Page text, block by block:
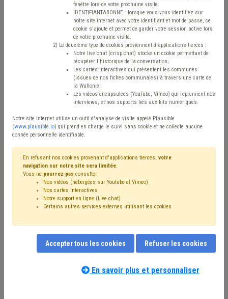
Matière(s) principale(s)
Filtrer cette requête avec des mots-clés
⇒ Caméra(retirer le mot clé
Stationnement(3) Incivilité Propreté publique
Véhicule
(2) Immatriculation (2)
Conseil communal(2) Déchet(2)
(1) CDLD(1) Commerce Signalisation (1)
Bourgmestre(1) Piétonnier(1) Police(1) Pollution(1)
Règlement général sur la protection des données (RGPD)(1)
fenêtre lors de votre prochaine visite.
IDENTIFIANTABONNE : lorsque vous vous identifiez sur
notre site internet avec votre identifiant et mot de passe, ce
cookie s'ajoute et permet de garder votre session active lors
de votre prochaine visite.
2) Le deuxième type de cookies proviennent d'applications tierces :
Notre live chat (crisp.chat) stocke un cookie permettant de
récupérer l'historique de la conversation;
Les cartes interactives qui présentent les communes
(issues de nos fiches communales) à travers une carte de
la Wallonie;
Les vidéos encapsulées (YouTube, Viméo) qui reprennent nos
interviews, et nos supports liés aux kits numériques.
Notre site internet utilise un outil d'analyse de visite appelé Plausible
(www.plausible.io) qui prend en charge le suivi sans cookie et ne collecte aucune
donnée personnelle identifiable.
En refusant nos cookies provenant d'applications tierces, votre
navigation sur notre site sera limitée.
Vous ne pourrez pas consulter
Nos vidéos (hébergées sur Youtube et Vimeo)
Nos cartes interactives
Notre support en ligne (Live chat)
Certains autres services externes utilisant les cookies
Accepter tous les cookies Refuser les cookies
En savoir plus et personnaliser